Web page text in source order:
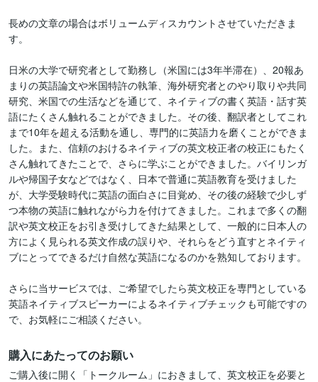
長めの文章の場合はボリュームディスカウントさせていただきま
す。
日米の大学で研究者として勤務し（米国には3年半滞在）、20報あ
まりの英語論文や米国特許の執筆、海外研究者とのやり取りや共同
研究、米国での生活などを通じて、ネイティブの書く英語・話す英
語にたくさん触れることができました。その後、翻訳者としてこれ
まで10年を超える活動を通し、専門的に英語力を磨くことができま
した。また、信頼のおけるネイティブの英文校正者の校正にもたく
さん触れてきたことで、さらに学ぶことができました。バイリンガ
ルや帰国子女などではなく、日本で普通に英語教育を受けました
が、大学受験時代に英語の面白さに目覚め、その後の経験で少しず
つ本物の英語に触れながら力を付けてきました。これまで多くの翻
訳や英文校正をお引き受けしてきた結果として、一般的に日本人の
方によく見られる英文作成の誤りや、それらをどう直すとネイティ
ブにとってできるだけ自然な英語になるのかを熟知しております。
さらに当サービスでは、ご希望でしたら英文校正を専門としている
英語ネイティブスピーカーによるネイティブチェックも可能ですの
で、お気軽にご相談ください。
購入にあたってのお願い
ご購入後に開く「トークルーム」におきまして、英文校正を必要と